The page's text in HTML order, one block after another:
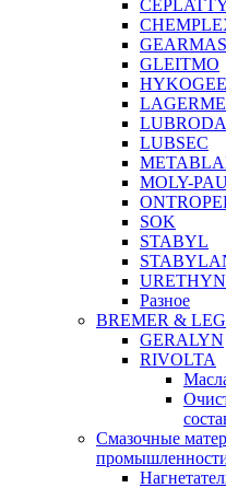
GLEITMO
LUBSEC
MOLY-
SOK
STABYL
URETHYN
Разное
BREMER &
GERALYN
RIVOLTA
Смазочные